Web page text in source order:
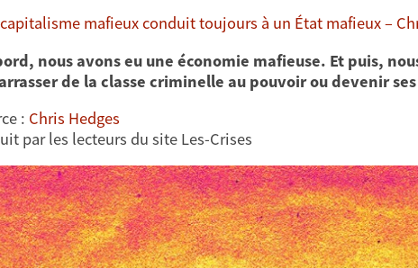
capitalisme mafieux conduit toujours à un État mafieux –
nous avons eu une économie mafieuse. Et puis,
de la classe criminelle au pouvoir ou devenir
: Chris Hedges
par les lecteurs du site Les-Crises